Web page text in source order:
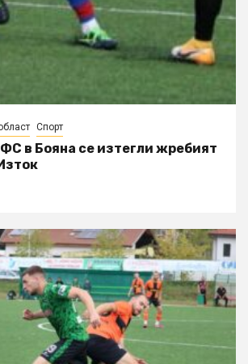
Спорт
в Бояна се изтегли жребият